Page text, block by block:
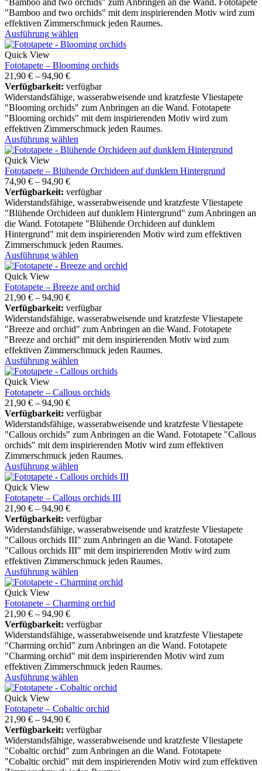
"Bamboo and two orchids" mit dem inspirierenden Motiv wird zum
effektiven Zimmerschmuck jeden Raumes.
Ausführung wählen
Quick View
Fototapete – Blooming orchids
21,90 € – 94,90 €
Verfügbarkeit: verfügbar
Widerstandsfähige, wasserabweisende und kratzfeste Vliestapete
"Blooming orchids" zum Anbringen an die Wand. Fototapete
"Blooming orchids" mit dem inspirierenden Motiv wird zum
effektiven Zimmerschmuck jeden Raumes.
Ausführung wählen
Quick View
Fototapete – Blühende Orchideen auf dunklem Hintergrund
74,90 € – 94,90 €
Verfügbarkeit: verfügbar
Widerstandsfähige, wasserabweisende und kratzfeste Vliestapete
"Blühende Orchideen auf dunklem Hintergrund" zum Anbringen an
die Wand. Fototapete "Blühende Orchideen auf dunklem
Hintergrund" mit dem inspirierenden Motiv wird zum effektiven
Zimmerschmuck jeden Raumes.
Ausführung wählen
Quick View
Fototapete – Breeze and orchid
21,90 € – 94,90 €
Verfügbarkeit: verfügbar
Widerstandsfähige, wasserabweisende und kratzfeste Vliestapete
"Breeze and orchid" zum Anbringen an die Wand. Fototapete
"Breeze and orchid" mit dem inspirierenden Motiv wird zum
effektiven Zimmerschmuck jeden Raumes.
Ausführung wählen
Quick View
Fototapete – Callous orchids
21,90 € – 94,90 €
Verfügbarkeit: verfügbar
Widerstandsfähige, wasserabweisende und kratzfeste Vliestapete
"Callous orchids" zum Anbringen an die Wand. Fototapete "Callous
orchids" mit dem inspirierenden Motiv wird zum effektiven
Zimmerschmuck jeden Raumes.
Ausführung wählen
Quick View
Fototapete – Callous orchids III
21,90 € – 94,90 €
Verfügbarkeit: verfügbar
Widerstandsfähige, wasserabweisende und kratzfeste Vliestapete
"Callous orchids III" zum Anbringen an die Wand. Fototapete
"Callous orchids III" mit dem inspirierenden Motiv wird zum
effektiven Zimmerschmuck jeden Raumes.
Ausführung wählen
Quick View
Fototapete – Charming orchid
21,90 € – 94,90 €
Verfügbarkeit: verfügbar
Widerstandsfähige, wasserabweisende und kratzfeste Vliestapete
"Charming orchid" zum Anbringen an die Wand. Fototapete
"Charming orchid" mit dem inspirierenden Motiv wird zum
effektiven Zimmerschmuck jeden Raumes.
Ausführung wählen
Quick View
Fototapete – Cobaltic orchid
21,90 € – 94,90 €
Verfügbarkeit: verfügbar
Widerstandsfähige, wasserabweisende und kratzfeste Vliestapete
"Cobaltic orchid" zum Anbringen an die Wand. Fototapete
"Cobaltic orchid" mit dem inspirierenden Motiv wird zum effektiven